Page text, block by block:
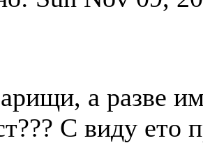
а разве
С виду ето